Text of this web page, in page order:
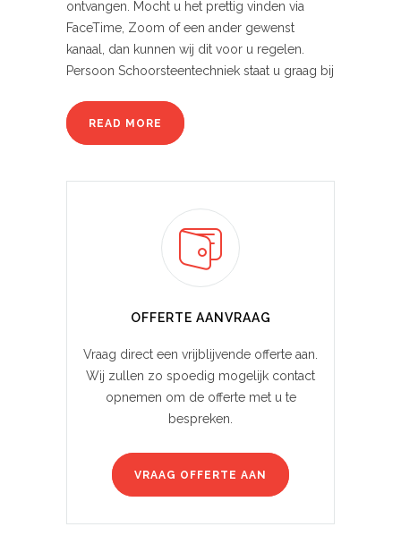
ontvangen. Mocht u het prettig vinden via
FaceTime, Zoom of een ander gewenst
kanaal, dan kunnen wij dit voor u regelen.
Persoon Schoorsteentechniek staat u graag bij
READ MORE
OFFERTE AANVRAAG
Vraag direct een vrijblijvende offerte aan.
Wij zullen zo spoedig mogelijk contact
opnemen om de offerte met u te
bespreken.
VRAAG OFFERTE AAN